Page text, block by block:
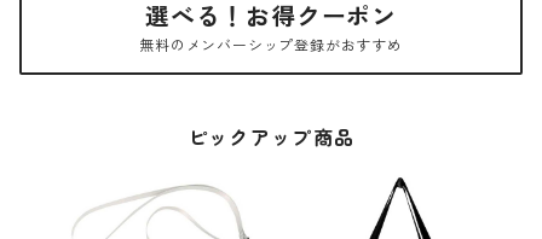
選べる！お得クーポン
無料のメンバーシップ登録がおすすめ
ピックアップ商品